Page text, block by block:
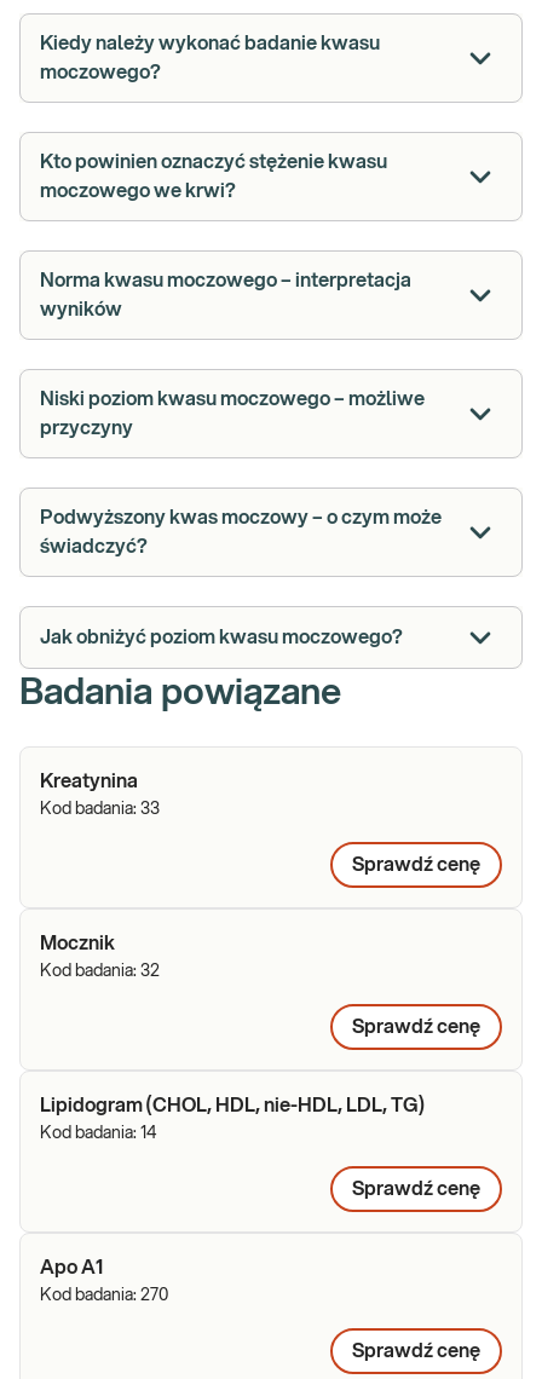
Kiedy należy wykonać badanie kwasu
moczowego?
Kto powinien oznaczyć stężenie kwasu
moczowego we krwi?
Norma kwasu moczowego – interpretacja
wyników
Niski poziom kwasu moczowego – możliwe
przyczyny
Podwyższony kwas moczowy – o czym może
świadczyć?
Jak obniżyć poziom kwasu moczowego?
Badania powiązane
Kreatynina
Kod badania: 33
Sprawdź cenę
Mocznik
Kod badania: 32
Sprawdź cenę
Lipidogram (CHOL, HDL, nie-HDL, LDL, TG)
Kod badania: 14
Sprawdź cenę
Apo A1
Kod badania: 270
Sprawdź cenę